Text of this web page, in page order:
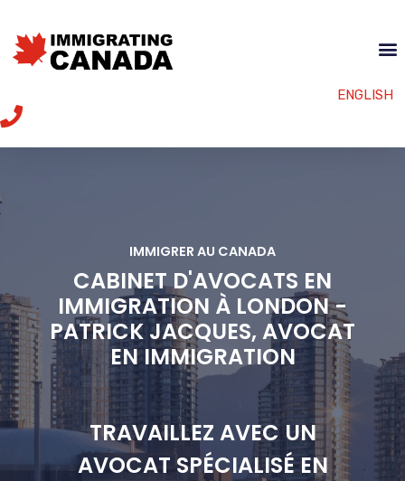
ENGLISH
IMMIGRER AU CANADA
CABINET D'AVOCATS EN
IMMIGRATION À LONDON -
PATRICK JACQUES, AVOCAT
EN IMMIGRATION
TRAVAILLEZ AVEC UN
AVOCAT SPÉCIALISÉ EN